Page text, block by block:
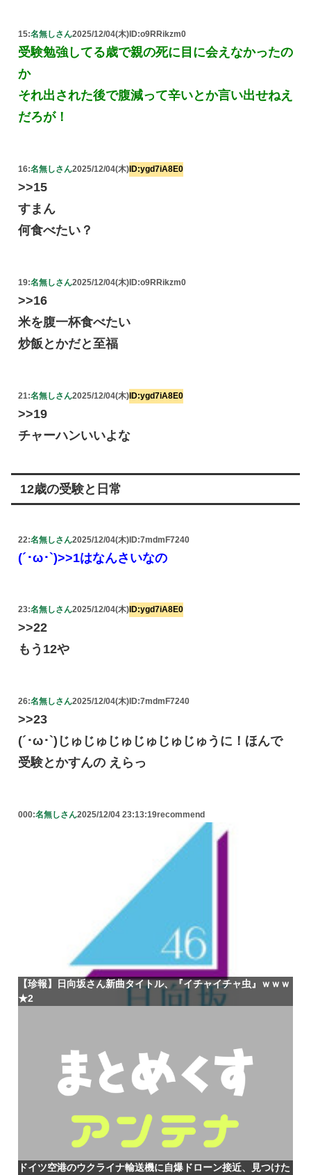
15:名無しさん2025/12/04(木) ID:o9RRikzm0
受験勉強してる歳で親の死に目に会えなかったの
か
それ出された後で腹減って辛いとか言い出せねえ
だろが！
16:名無しさん2025/12/04(木) ID:ygd7iA8E0
>>15
すまん
何食べたい？
19:名無しさん2025/12/04(木)ID:o9RRikzm0
>>16
米を腹一杯食べたい
炒飯とかだと至福
21:名無しさん2025/12/04(木)ID:ygd7iA8E0
>>19
チャーハンいいよな
12歳の受験と日常
22:名無しさん2025/12/04(木)ID:7mdmF7240
(´･ω･`)>>1はなんさいなの
23:名無しさん2025/12/04(木) ID:ygd7iA8E0
>>22
もう12や
26:名無しさん2025/12/04(木) ID:7mdmF7240
>>23
(´･ω･`)じゅじゅじゅじゅじゅじゅうに！ほんで
受験とかすんの えらっ
000:名無しさん2025/12/04 23:13:19recommend
【珍報】日向坂さん新曲タイトル、『イチャイチャ虫』ｗｗｗ
★2
ドイツ空港のウクライナ輸送機に自爆ドローン接近、見つけた